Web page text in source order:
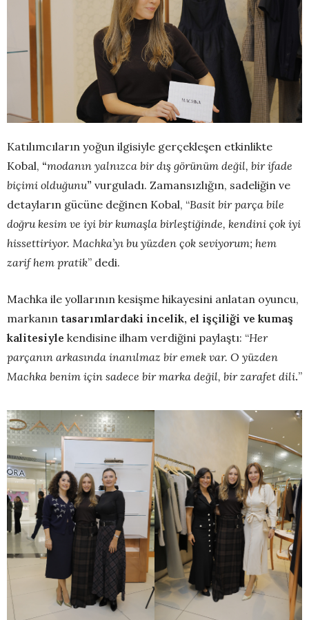
Katılımcıların yoğun ilgisiyle gerçekleşen etkinlikte
Kobal, “modanın yalnızca bir dış görünüm değil, bir ifade
biçimi olduğunu” vurguladı. Zamansızlığın, sadeliğin ve
detayların gücüne değinen Kobal, “Basit bir parça bile
doğru kesim ve iyi bir kumaşla birleştiğinde, kendini çok iyi
hissettiriyor. Machka’yı bu yüzden çok seviyorum; hem
zarif hem pratik” dedi.
Machka ile yollarının kesişme hikayesini anlatan oyuncu,
markanın tasarımlardaki incelik, el işçiliği ve kumaş
kalitesiyle kendisine ilham verdiğini paylaştı: “Her
parçanın arkasında inanılmaz bir emek var. O yüzden
Machka benim için sadece bir marka değil, bir zarafet dili.”